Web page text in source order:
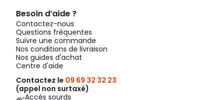
Besoin d’aide ?
Contactez-nous
Questions fréquentes
Suivre une commande
Nos conditions de livraison
Nos guides d'achat
Centre d'aide
Contactez le 09 69 32 32 23
(appel non surtaxé)
Accès sourds